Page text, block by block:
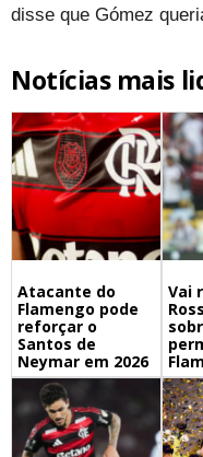
disse que Gómez
Notícias mais
Atacante do
Flamengo pode
reforçar o
Santos de
Neymar em 2026
Vai